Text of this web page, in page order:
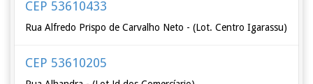
CEP 53610433
Rua Alfredo Prispo de Carvalho Neto - (Lot. Centro Igarassu)
CEP 53610205